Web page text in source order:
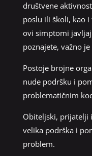
društvene
poslu ili školi, kao i
ovi simptomi
poznajete, važno
Postoje brojne
nude podršku i
problematičnim
Obiteljski, prijatelji
velika podrška i
problem.